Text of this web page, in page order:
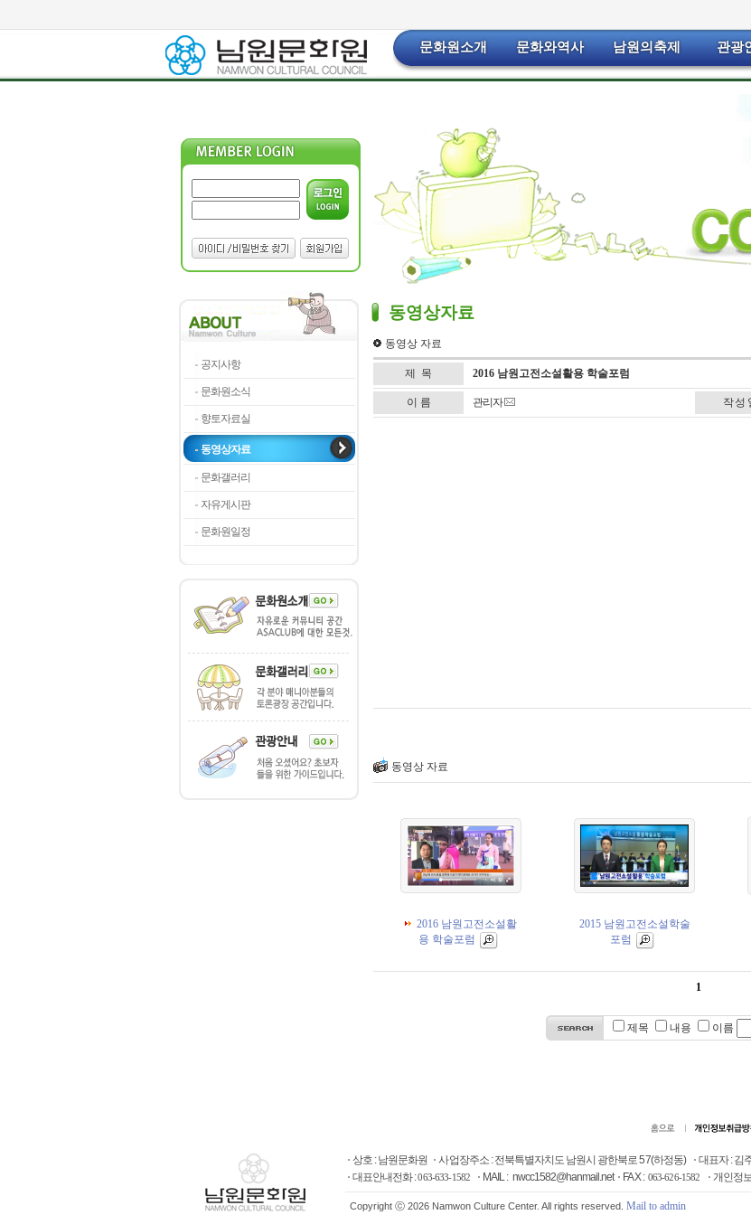
문화원소개 문화와역사 남원의축제 관광
공지사항
문화원소식
향토자료실
동영상자료
문화갤러리
자유게시판
문화원일정
동영상자료
동영상 자료
제 목 2016 남원고전소설활용 학술포럼
이 름 관리자 작 성
동영상 자료
2016 남원고전소설활
용 학술포럼
2015 남원고전소설학술
포럼
1
제목 내용 이름
상호 : 남원문화원 사업장주소 : 전북특별자치도 남원시 광한북로 57(하정동) 대표자 : 김
대표안내전화 :063-633-1582 MAIL : nwcc1582@hanmail.net FAX : 063-626-1582 개인정
Copyright ⓒ 2026 Namwon Culture Center. All rights reserved. Mail to admin